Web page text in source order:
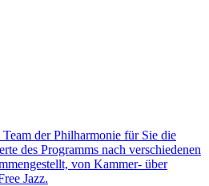
Team der Philharmonie für Sie die
des Programms nach verschiedenen
von Kammer- über
Jazz.